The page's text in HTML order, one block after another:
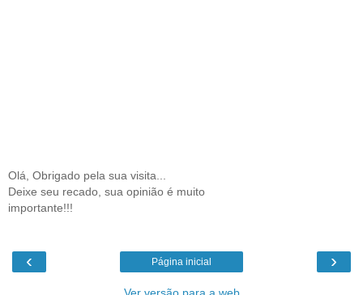
Olá, Obrigado pela sua visita...
Deixe seu recado, sua opinião é muito
importante!!!
‹ ›
Página inicial